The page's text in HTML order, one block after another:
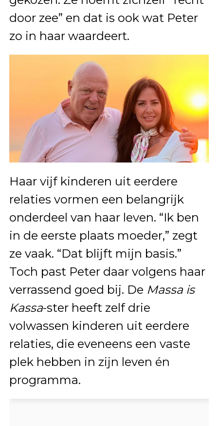
door zee” en dat is ook wat Peter
zo in haar waardeert.
Haar vijf kinderen uit eerdere
relaties vormen een belangrijk
onderdeel van haar leven. “Ik ben
in de eerste plaats moeder,” zegt
ze vaak. “Dat blijft mijn basis.”
Toch past Peter daar volgens haar
verrassend goed bij. De Massa is
Kassa-ster heeft zelf drie
volwassen kinderen uit eerdere
relaties, die eveneens een vaste
plek hebben in zijn leven én
programma.